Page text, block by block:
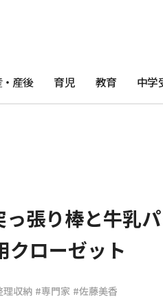
産後 育児 教育 中学
張り棒と牛乳
クローゼット
理収納 #専門家 #佐藤美香